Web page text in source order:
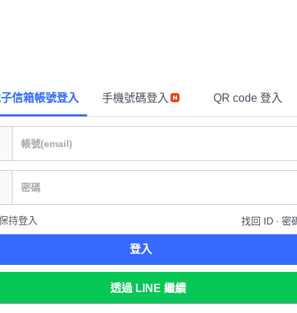
信箱帳號登入 手機號碼登入 QR code 登入
持登入 找回 ID ∙ 密
登入
透過 LINE 繼續